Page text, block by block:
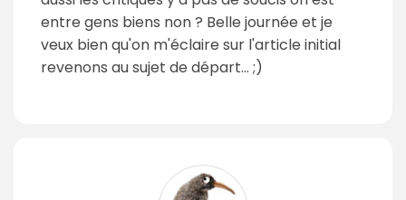
entre gens biens non ? Belle journée et je
veux bien qu'on m'éclaire sur l'article initial
revenons au sujet de départ... ;)